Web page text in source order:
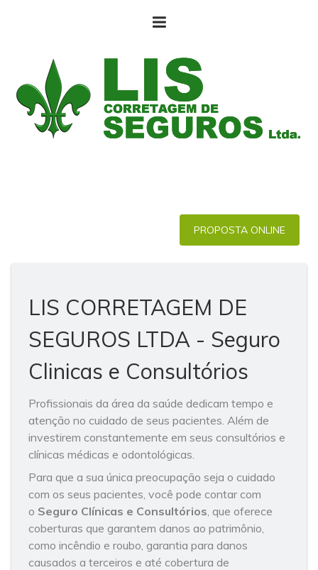
PROPOSTA ONLINE
LIS CORRETAGEM DE
SEGUROS LTDA - Seguro
Clinicas e Consultórios
Profissionais da área da saúde dedicam tempo e
atenção no cuidado de seus pacientes. Além de
investirem constantemente em seus consultórios e
clínicas médicas e odontológicas.
Para que a sua única preocupação seja o cuidado
com os seus pacientes, você pode contar com
o Seguro Clínicas e Consultórios, que oferece
coberturas que garantem danos ao patrimônio,
como incêndio e roubo, garantia para danos
causados a terceiros e até cobertura de